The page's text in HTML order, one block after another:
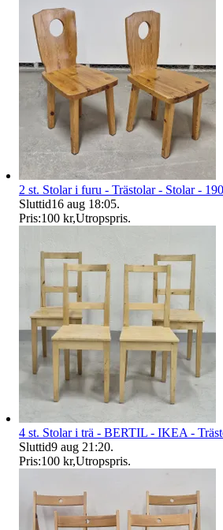
2 st. Stolar i furu - Trästolar - Stolar -
Sluttid16 aug 18:05.
Pris:100 kr,Utropspris.
4 st. Stolar i trä - BERTIL - IKEA -
Sluttid9 aug 21:20.
Pris:100 kr,Utropspris.